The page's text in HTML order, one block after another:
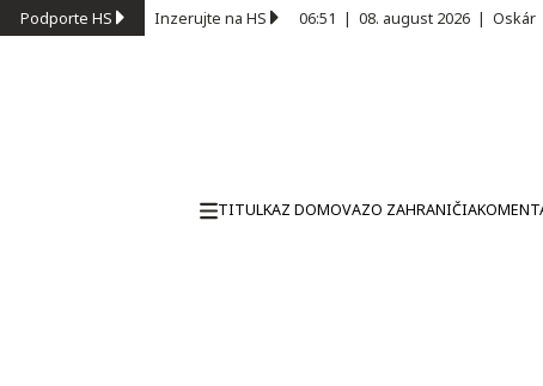
Podporte HS Inzerujte na HS 06:51 | 08. august 2026 | Oskár
TITULKAZ DOMOVAZO ZAHRANIČIA